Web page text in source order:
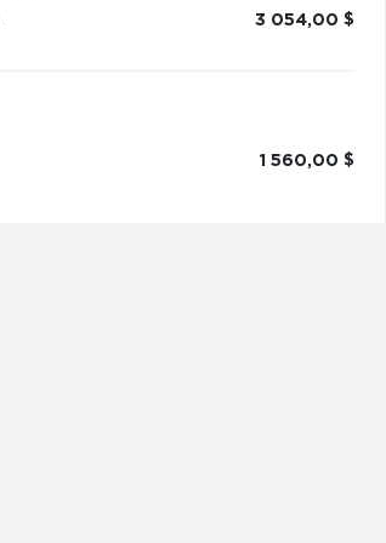
3 054,00 $
1 560,00 $